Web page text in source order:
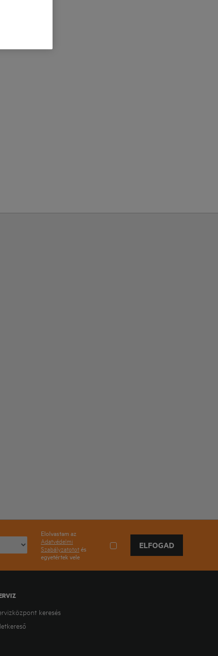
Elolvastam az
Adatvédelmi
Szabályzatototés
egyetértek vele
ELFOGAD
keresés